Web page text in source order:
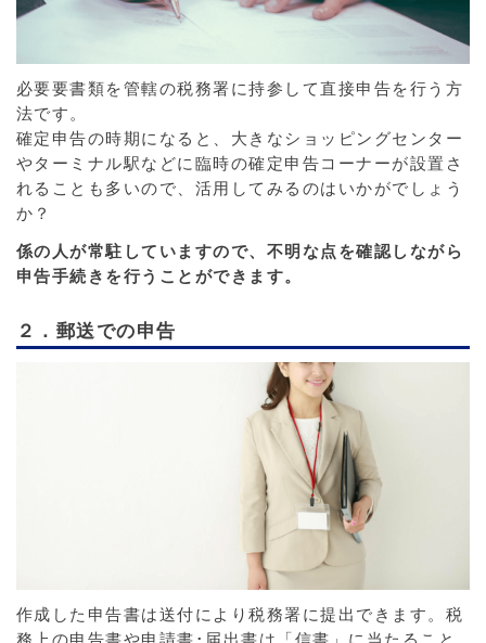
必要要書類を管轄の税務署に持参して直接申告を行う方
法です。
確定申告の時期になると、大きなショッピングセンター
やターミナル駅などに臨時の確定申告コーナーが設置さ
れることも多いので、活用してみるのはいかがでしょう
か？
係の人が常駐していますので、不明な点を確認しながら
申告手続きを行うことができます。
２．郵送での申告
作成した申告書は送付により税務署に提出できます。税